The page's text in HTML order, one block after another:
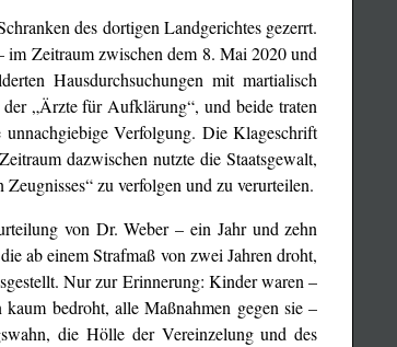
des dortigen Landgerichtes gezerrt.
im Zeitraum zwischen dem 8. Mai 2020 und
Hausdurchsuchungen mit martialisch
„Ärzte für Aufklärung“, und beide traten
unnachgiebige Verfolgung. Die Klageschrift
dazwischen nutzte die Staatsgewalt,
zu verfolgen und zu verurteilen.
von Dr. Weber – ein Jahr und zehn
ab einem Strafmaß von zwei Jahren droht,
Nur zur Erinnerung: Kinder waren –
bedroht, alle Maßnahmen gegen sie –
die Hölle der Vereinzelung und des